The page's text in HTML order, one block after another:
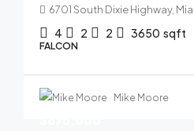
6701 South Dixie Highway,
4 2 2 3650 sqft
FALCON
Mike Moore